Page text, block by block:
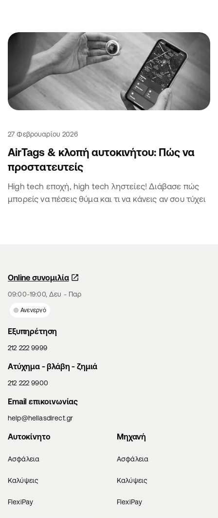
27 Φεβρουαρίου 2026
AirTags & κλοπή αυτοκινήτου: Πώς να
προστατευτείς
High tech εποχή, high tech ληστείες! Διάβασε πώς
μπορείς να πέσεις θύμα και τι να κάνεις αν σου τύχει
Online συνομιλία
09:00-19:00, Δευ - Παρ
Ανενεργό
Εξυπηρέτηση
212 222 9999
Aτύχημα - βλάβη - ζημιά
212 222 9900
Email επικοινωνίας
help@hellasdirect.gr
Αυτοκίνητο
Ασφάλεια
Καλύψεις
FlexiPay
Μηχανή
Ασφάλεια
Καλύψεις
FlexiPay